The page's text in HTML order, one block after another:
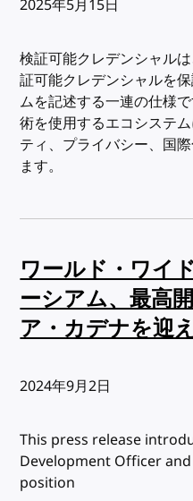
出版日:
2025年5月15日
検証可能クレデンシャル
証可能クレデンシャルを
ムを記述する一連の仕様
術を使用するエコシステ
ティ、プライバシー、国
ます。
ワールド・ワイ
ーシアム、最高
ア・カデナを迎
出版日:
2024年9月2日
This press release
Development Officer
position